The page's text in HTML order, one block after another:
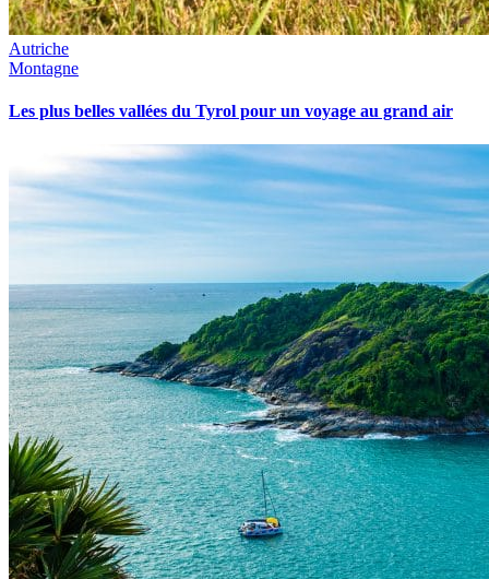
Autriche
Montagne
Les plus belles vallées du Tyrol pour un voyage au grand air